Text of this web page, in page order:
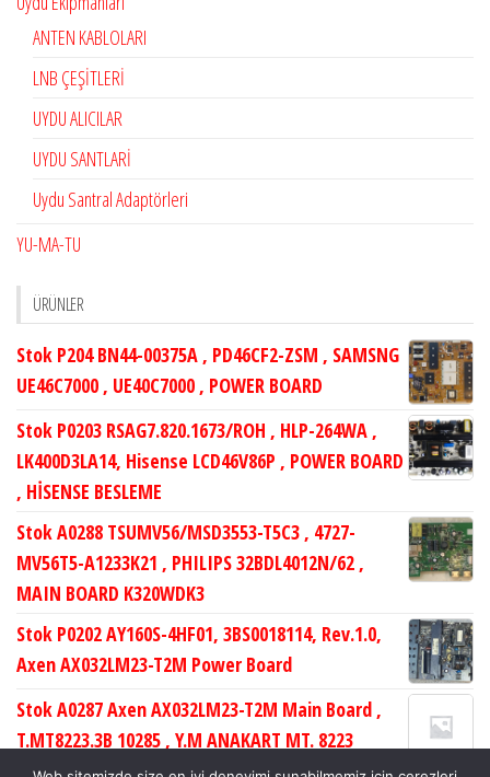
ANTEN KABLOLARI
LNB ÇEŞİTLERİ
UYDU ALICILAR
UYDU SANTLARİ
Uydu Santral Adaptörleri
YU-MA-TU
ÜRÜNLER
Stok P204 BN44-00375A , PD46CF2-ZSM , SAMSNG
UE46C7000 , UE40C7000 , POWER BOARD
Stok P0203 RSAG7.820.1673/ROH , HLP-264WA ,
LK400D3LA14, Hisense LCD46V86P , POWER BOARD
, HİSENSE BESLEME
Stok A0288 TSUMV56/MSD3553-T5C3 , 4727-
MV56T5-A1233K21 , PHILIPS 32BDL4012N/62 ,
MAIN BOARD K320WDK3
Stok P0202 AY160S-4HF01, 3BS0018114, Rev.1.0,
Axen AX032LM23-T2M Power Board
Stok A0287 Axen AX032LM23-T2M Main Board ,
T.MT8223.3B 10285 , Y.M ANAKART MT. 8223
TUNERSİZ MNL , LC320WXN-SCB1